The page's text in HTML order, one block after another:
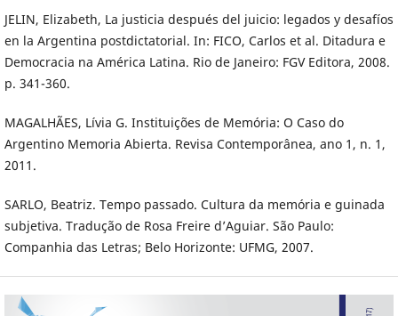
JELIN, Elizabeth, La justicia después del juicio: legados y desafíos
en la Argentina postdictatorial. In: FICO, Carlos et al. Ditadura e
Democracia na América Latina. Rio de Janeiro: FGV Editora, 2008.
p. 341-360.
MAGALHÃES, Lívia G. Instituições de Memória: O Caso do
Argentino Memoria Abierta. Revisa Contemporânea, ano 1, n. 1,
2011.
SARLO, Beatriz. Tempo passado. Cultura da memória e guinada
subjetiva. Tradução de Rosa Freire d’Aguiar. São Paulo:
Companhia das Letras; Belo Horizonte: UFMG, 2007.